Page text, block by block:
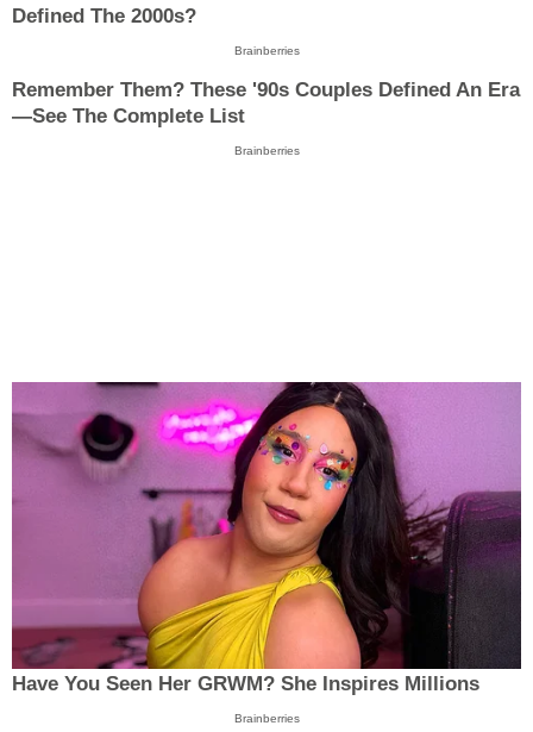
Defined The 2000s?
Brainberries
Remember Them? These '90s Couples Defined An Era
—See The Complete List
Brainberries
Have You Seen Her GRWM? She Inspires Millions
Brainberries